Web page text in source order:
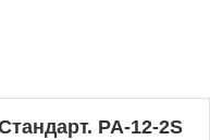
PA-12-2S